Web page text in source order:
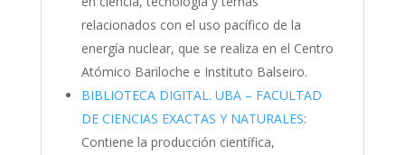
relacionados con el uso pacífico de la
energía nuclear, que se realiza en el Centro
Atómico Bariloche e Instituto Balseiro.
BIBLIOTECA DIGITAL. UBA – FACULTAD
DE CIENCIAS EXACTAS Y NATURALES:
Contiene la producción científica,